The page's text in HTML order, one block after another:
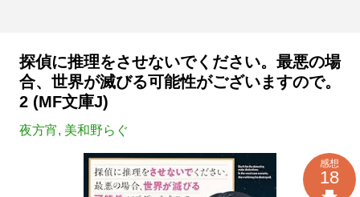
探偵に推理をさせないでください。最悪の場
合、世界が滅びる可能性がございますので。
2 (MF文庫J)
夜方宵, 美和野らぐ
感想
18